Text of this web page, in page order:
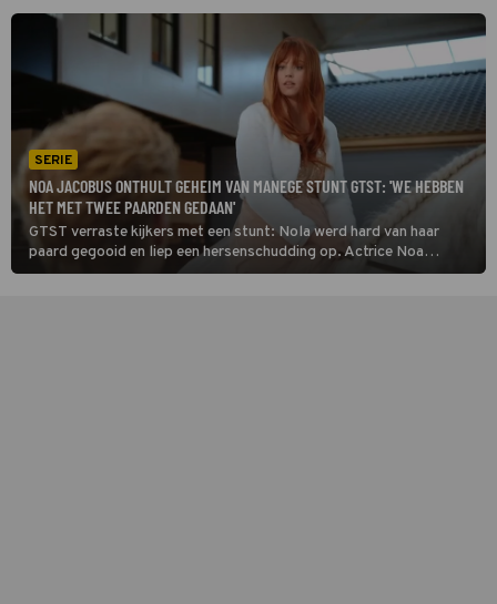
SERIE
NOA JACOBUS ONTHULT GEHEIM VAN MANEGE STUNT GTST: 'WE HEBBEN
HET MET TWEE PAARDEN GEDAAN'
GTST verraste kijkers met een stunt: Nola werd hard van haar
paard gegooid en liep een hersenschudding op. Actrice Noa
Jacobus vertelt hoe zorgvuldig die opnames verliepen.